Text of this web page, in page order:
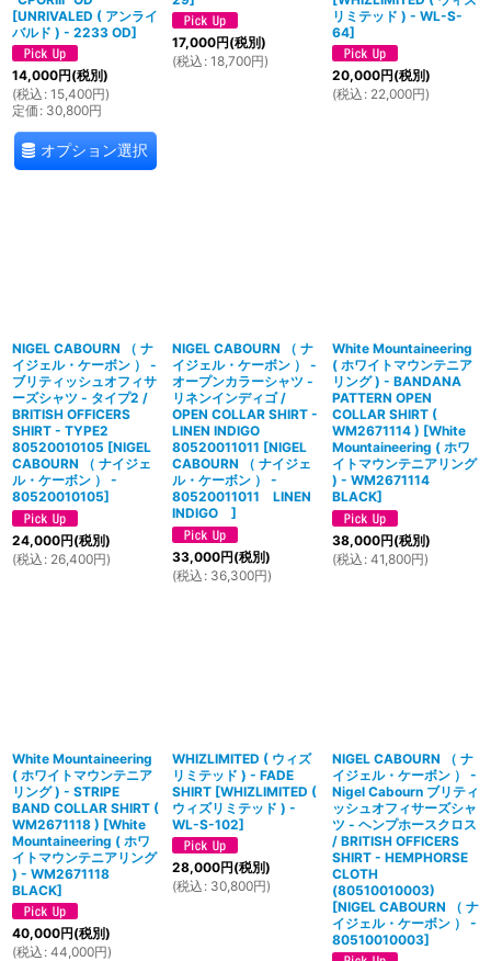
[UNRIVALED ( アンライ
バルド ) - 2233 OD]
14,000円(税別)
(税込 : 15,400円)
定価 : 30,800円
オプション選択
17,000円(税別)
(税込 : 18,700円)
リミテッド ) - WL-S-
64]
20,000円(税別)
(税込 : 22,000円)
NIGEL CABOURN （ ナ
イジェル・ケーボン ） -
ブリティッシュオフィサ
ーズシャツ - タイプ2 /
BRITISH OFFICERS
SHIRT - TYPE2
80520010105 [NIGEL
CABOURN （ ナイジェ
ル・ケーボン ） -
80520010105]
24,000円(税別)
(税込 : 26,400円)
NIGEL CABOURN （ ナ
イジェル・ケーボン ） -
オープンカラーシャツ -
リネンインディゴ /
OPEN COLLAR SHIRT -
LINEN INDIGO
80520011011 [NIGEL
CABOURN （ ナイジェ
ル・ケーボン ） -
80520011011 LINEN
INDIGO ]
33,000円(税別)
(税込 : 36,300円)
White Mountaineering
( ホワイトマウンテニア
リング ) - BANDANA
PATTERN OPEN
COLLAR SHIRT (
WM2671114 ) [White
Mountaineering ( ホワ
イトマウンテニアリング
) - WM2671114
BLACK]
38,000円(税別)
(税込 : 41,800円)
White Mountaineering
( ホワイトマウンテニア
リング ) - STRIPE
BAND COLLAR SHIRT (
WM2671118 ) [White
Mountaineering ( ホワ
イトマウンテニアリング
) - WM2671118
BLACK]
40,000円(税別)
(税込 : 44,000円)
WHIZLIMITED ( ウィズ
リミテッド ) - FADE
SHIRT [WHIZLIMITED (
ウィズリミテッド ) -
WL-S-102]
28,000円(税別)
(税込 : 30,800円)
NIGEL CABOURN （ ナ
イジェル・ケーボン ） -
Nigel Cabourn ブリティ
ッシュオフィサーズシャ
ツ - ヘンプホースクロス
/ BRITISH OFFICERS
SHIRT - HEMPHORSE
CLOTH
(80510010003)
[NIGEL CABOURN （ ナ
イジェル・ケーボン ） -
80510010003]